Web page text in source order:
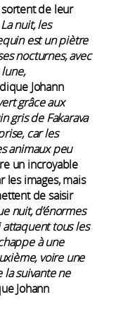
de leur
nuit, les
est un piètre
nocturnes, avec
Johann
grâce aux
gris de Fakarava
car les
animaux peu
un incroyable
les images, mais
de saisir
nuit, d’énormes
tous les
à une
voire une
suivante ne
Johann